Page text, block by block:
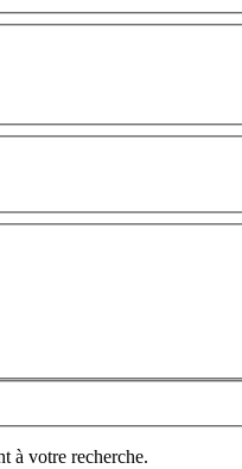
à votre recherche.